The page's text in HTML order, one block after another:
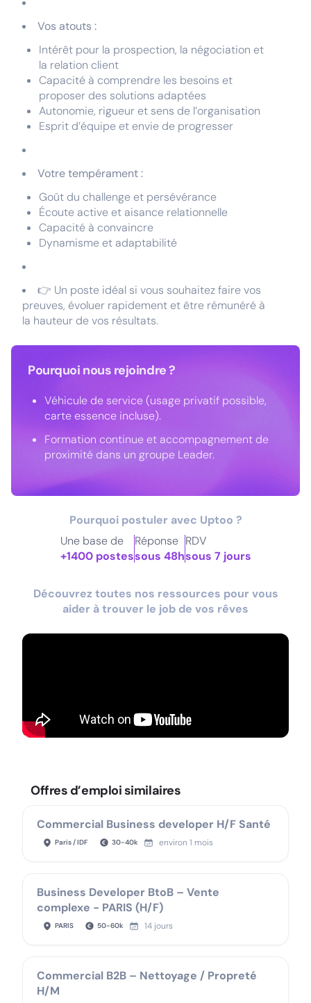
Vos atouts :
Intérêt pour la prospection, la négociation et
la relation client
Capacité à comprendre les besoins et
proposer des solutions adaptées
Autonomie, rigueur et sens de l’organisation
Esprit d’équipe et envie de progresser
Votre tempérament :
Goût du challenge et persévérance
Écoute active et aisance relationnelle
Capacité à convaincre
Dynamisme et adaptabilité
👉 Un poste idéal si vous souhaitez faire vos
preuves, évoluer rapidement et être rémunéré à
la hauteur de vos résultats.
Pourquoi nous rejoindre ?
Véhicule de service (usage privatif possible,
carte essence incluse).
Formation continue et accompagnement de
proximité dans un groupe Leader.
Pourquoi postuler avec Uptoo ?
Une base de
+1400 postes
Réponse
sous 48h
RDV
sous 7 jours
Découvrez toutes nos ressources pour vous
aider à trouver le job de vos rêves
Offres d’emploi similaires
Commercial Business developer H/F Santé
Paris / IDF 30-40k environ 1 mois
Business Developer BtoB – Vente
complexe - PARIS (H/F)
PARIS 50-60k 14 jours
Commercial B2B – Nettoyage / Propreté
H/M